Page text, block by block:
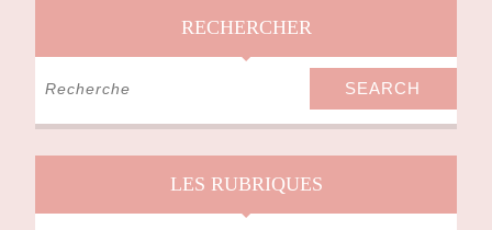
RECHERCHER
Search
LES RUBRIQUES